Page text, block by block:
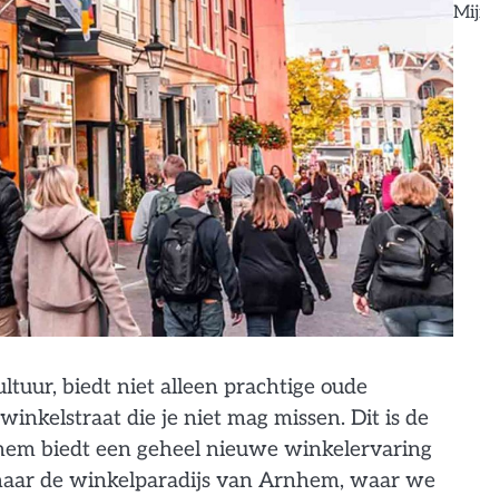
biedt niet alleen prachtige oude
die je niet mag missen. Dit is de
biedt een geheel nieuwe winkelervaring
de winkelparadijs van Arnhem, waar we